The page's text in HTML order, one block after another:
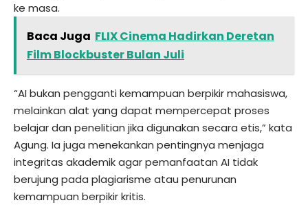
ke masa.
Baca Juga FLIX Cinema Hadirkan Deretan
Film Blockbuster Bulan Juli
“AI bukan pengganti kemampuan berpikir mahasiswa,
melainkan alat yang dapat mempercepat proses
belajar dan penelitian jika digunakan secara etis,” kata
Agung. Ia juga menekankan pentingnya menjaga
integritas akademik agar pemanfaatan AI tidak
berujung pada plagiarisme atau penurunan
kemampuan berpikir kritis.